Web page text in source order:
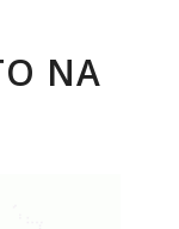
NA